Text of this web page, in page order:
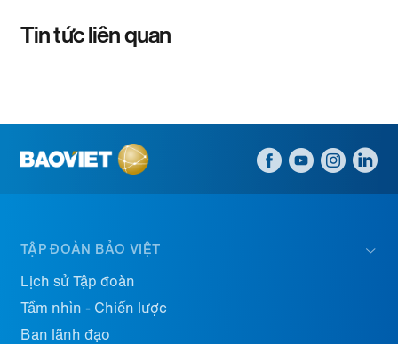
Tin tức liên quan
TẬP ĐOÀN BẢO VIỆT
Lịch sử Tập đoàn
Tầm nhìn - Chiến lược
Ban lãnh đạo